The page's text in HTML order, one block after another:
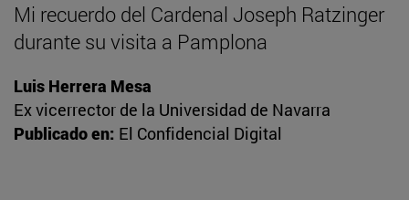
Mi recuerdo del Cardenal Joseph Ratzinger
durante su visita a Pamplona
Luis Herrera Mesa
Ex vicerrector de la Universidad de Navarra
Publicado en: El Confidencial Digital